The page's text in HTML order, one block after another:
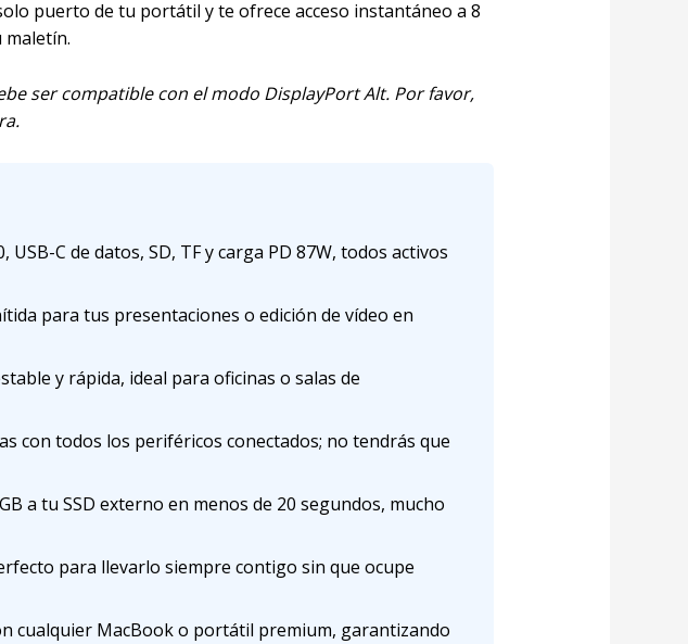
puerto de tu portátil y te ofrece acceso instantáneo a 8
maletín.
ser compatible con el modo DisplayPort Alt. Por favor,
USB-C de datos, SD, TF y carga PD 87W, todos activos
para tus presentaciones o edición de vídeo en
y rápida, ideal para oficinas o salas de
todos los periféricos conectados; no tendrás que
a tu SSD externo en menos de 20 segundos, mucho
para llevarlo siempre contigo sin que ocupe
cualquier MacBook o portátil premium, garantizando